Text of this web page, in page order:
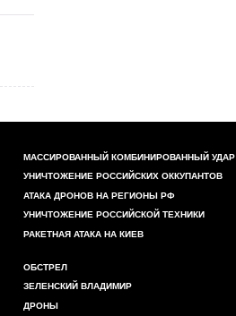
МАССИРОВАННЫЙ КОМБИНИРОВАННЫЙ УДАР
УНИЧТОЖЕНИЕ РОССИЙСКИХ ОККУПАНТОВ
АТАКА ДРОНОВ НА РЕГИОНЫ РФ
УНИЧТОЖЕНИЕ РОССИЙСКОЙ ТЕХНИКИ
РАКЕТНАЯ АТАКА НА КИЕВ
ОБСТРЕЛ
ЗЕЛЕНСКИЙ ВЛАДИМИР
ДРОНЫ